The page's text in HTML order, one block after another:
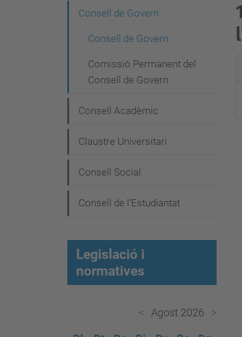
g
c
i
Consell de Govern
Consell de Govern
Comissió Permanent del
Consell de Govern
Consell Acadèmic
Claustre Universitari
Consell Social
Consell de l'Estudiantat
Legislació i
normatives
Agost 2026